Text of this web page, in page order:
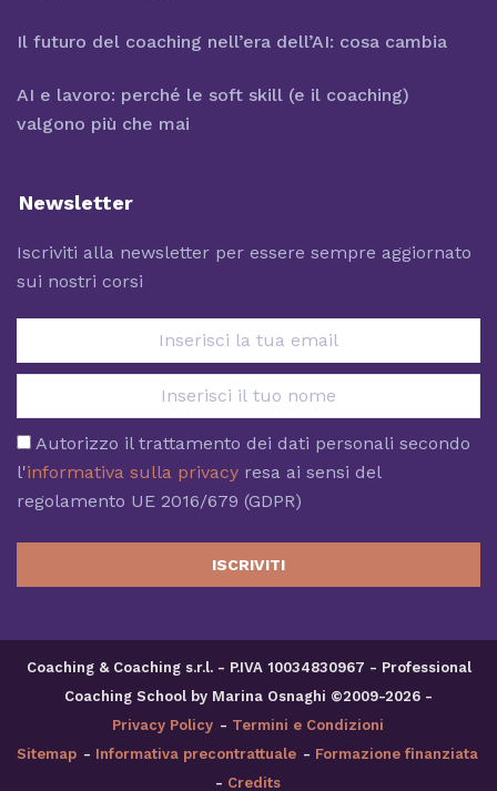
Il futuro del coaching nell’era dell’AI: cosa cambia
AI e lavoro: perché le soft skill (e il coaching)
valgono più che mai
Newsletter
Iscriviti alla newsletter per essere sempre aggiornato
sui nostri corsi
Autorizzo il trattamento dei dati personali secondo
l'informativa sulla privacy resa ai sensi del
regolamento UE 2016/679 (GDPR)
ISCRIVITI
Coaching & Coaching s.r.l. - P.IVA 10034830967 - Professional
Coaching School by Marina Osnaghi ©2009-2026 -
Privacy Policy - Termini e Condizioni
Sitemap - Informativa precontrattuale - Formazione finanziata
- Credits